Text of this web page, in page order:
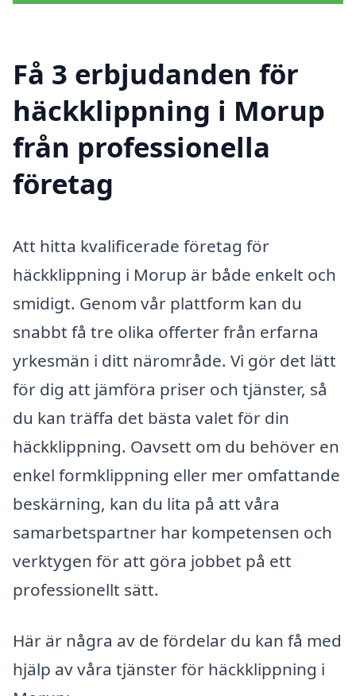
Få 3 erbjudanden för
häckklippning i Morup
från professionella
företag
Att hitta kvalificerade företag för
häckklippning i Morup är både enkelt och
smidigt. Genom vår plattform kan du
snabbt få tre olika offerter från erfarna
yrkesmän i ditt närområde. Vi gör det lätt
för dig att jämföra priser och tjänster, så
du kan träffa det bästa valet för din
häckklippning. Oavsett om du behöver en
enkel formklippning eller mer omfattande
beskärning, kan du lita på att våra
samarbetspartner har kompetensen och
verktygen för att göra jobbet på ett
professionellt sätt.
Här är några av de fördelar du kan få med
hjälp av våra tjänster för häckklippning i